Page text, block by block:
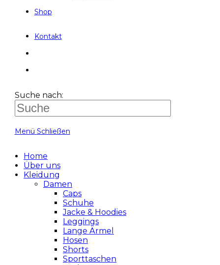
Shop
Kontakt
Suche nach:
Menü Schließen
Home
Über uns
Kleidung
Damen
Caps
Schuhe
Jacke & Hoodies
Leggings
Lange Ärmel
Hosen
Shorts
Sporttaschen